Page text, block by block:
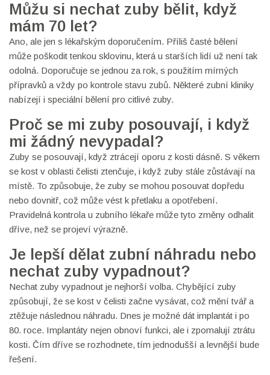
Můžu si nechat zuby bělit, když
mám 70 let?
Ano, ale jen s lékařským doporučením. Příliš časté bělení
může poškodit tenkou sklovinu, která u starších lidí už není tak
odolná. Doporučuje se jednou za rok, s použitím mírných
přípravků a vždy po kontrole stavu zubů. Některé zubní kliniky
nabízejí i speciální bělení pro citlivé zuby.
Proč se mi zuby posouvají, i když
mi žádný nevypadal?
Zuby se posouvají, když ztrácejí oporu z kosti dásně. S věkem
se kost v oblasti čelisti ztenčuje, i když zuby stále zůstávají na
místě. To způsobuje, že zuby se mohou posouvat dopředu
nebo dovnitř, což může vést k přetlaku a opotřebení.
Pravidelná kontrola u zubního lékaře může tyto změny odhalit
dříve, než se projeví výrazně.
Je lepší dělat zubní náhradu nebo
nechat zuby vypadnout?
Nechat zuby vypadnout je nejhorší volba. Chybějící zuby
způsobují, že se kost v čelisti začne vysávat, což mění tvář a
ztěžuje následnou náhradu. Dnes je možné dát implantát i po
80. roce. Implantáty nejen obnoví funkci, ale i zpomalují ztrátu
kosti. Čím dříve se rozhodnete, tím jednodušší a levnější bude
řešení.